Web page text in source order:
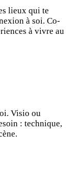
lieux qui te
à soi. Co-
à vivre au
Visio ou
: technique,